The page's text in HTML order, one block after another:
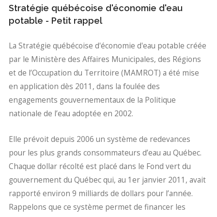
Stratégie québécoise d'économie d'eau
potable - Petit rappel
La Stratégie québécoise d'économie d'eau potable créée
par le Ministère des Affaires Municipales, des Régions
et de l’Occupation du Territoire (MAMROT) a été mise
en application dès 2011, dans la foulée des
engagements gouvernementaux de la Politique
nationale de l’eau adoptée en 2002.
Elle prévoit depuis 2006 un système de redevances
pour les plus grands consommateurs d’eau au Québec.
Chaque dollar récolté est placé dans le Fond vert du
gouvernement du Québec qui, au 1er janvier 2011, avait
rapporté environ 9 milliards de dollars pour l’année.
Rappelons que ce système permet de financer les